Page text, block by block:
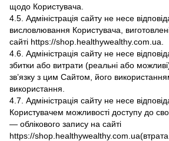
щодо Користувача.
4.5. Адміністрація сайту не несе
висловлювання Користувача,
сайті https://shop.healthywealthy.com.ua.
4.6. Адміністрація сайту не несе
збитки або витрати (реальні або
зв’язку з цим Сайтом, його
використання.
4.7. Адміністрація сайту не несе
Користувачем можливості доступу до
— облікового запису на сайті
https://shop.healthywealthy.com.ua(втрата